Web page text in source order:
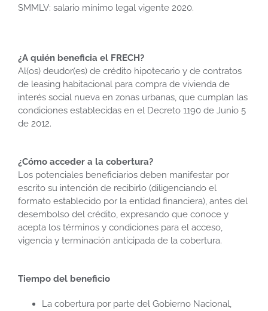
SMMLV: salario mínimo legal vigente 2020.
¿A quién beneficia el FRECH?
Al(os) deudor(es) de crédito hipotecario y de contratos
de leasing habitacional para compra de vivienda de
interés social nueva en zonas urbanas, que cumplan las
condiciones establecidas en el Decreto 1190 de Junio 5
de 2012.
¿Cómo acceder a la cobertura?
Los potenciales beneficiarios deben manifestar por
escrito su intención de recibirlo (diligenciando el
formato establecido por la entidad financiera), antes del
desembolso del crédito, expresando que conoce y
acepta los términos y condiciones para el acceso,
vigencia y terminación anticipada de la cobertura.
Tiempo del beneficio
La cobertura por parte del Gobierno Nacional,